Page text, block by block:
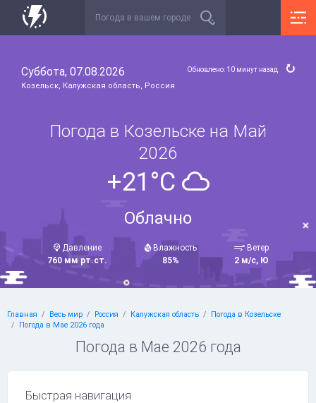
Суббота, 07.08.2026
Козельск, Калужская область, Россия
Обновлено: 10 минут назад
Погода в Козельске на Май
2026
+21°C
Облачно
Давление
760 мм рт.ст.
Влажность
85%
Ветер
2 м/с, Ю
Главная Весь мир Россия Калужская область
Погода в Козельске
Погода в Мае 2026 года
Погода в Мае 2026 года
Быстрая навигация